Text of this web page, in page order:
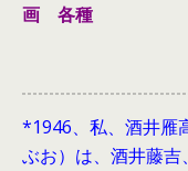
画 各種
*1946、 私、酒井雁
ぶお）は、酒井藤